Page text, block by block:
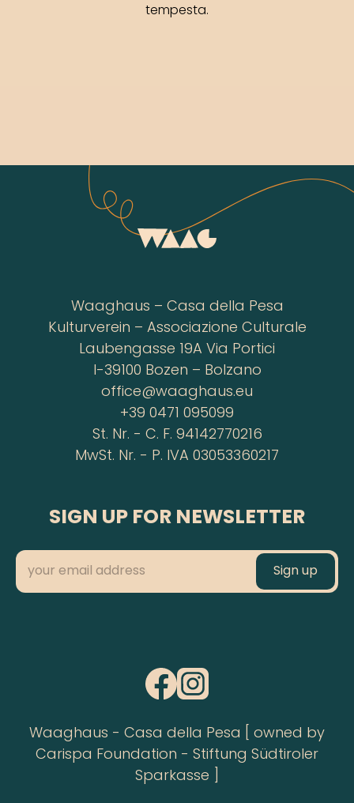
tempesta.
Waaghaus – Casa della Pesa
Kulturverein – Associazione Culturale
Laubengasse 19A Via Portici
I-39100 Bozen – Bolzano
office@waaghaus.eu
+39 0471 095099
St. Nr. - C. F. 94142770216
MwSt. Nr. - P. IVA 03053360217
SIGN UP FOR NEWSLETTER
Waaghaus - Casa della Pesa [ owned by
Carispa Foundation - Stiftung Südtiroler
Sparkasse ]